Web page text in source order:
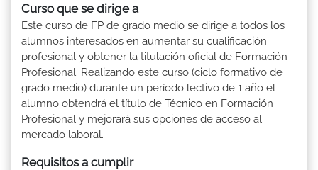
Curso que se dirige a
Este curso de FP de grado medio se dirige a todos los
alumnos interesados en aumentar su cualificación
profesional y obtener la titulación oficial de Formación
Profesional. Realizando este curso (ciclo formativo de
grado medio) durante un período lectivo de 1 año el
alumno obtendrá el título de Técnico en Formación
Profesional y mejorará sus opciones de acceso al
mercado laboral.
Requisitos a cumplir